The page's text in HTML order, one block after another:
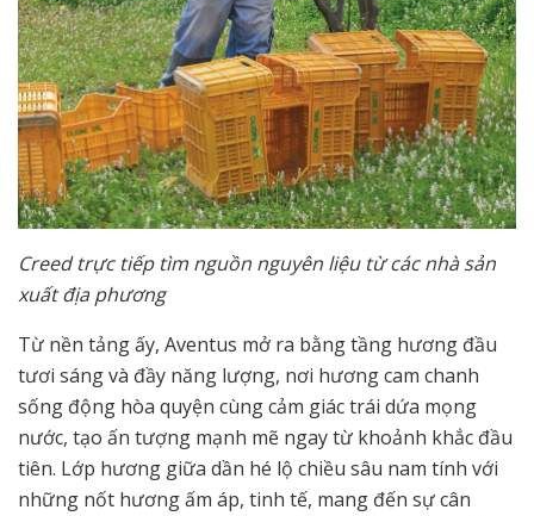
Creed trực tiếp tìm nguồn nguyên liệu từ các nhà sản
xuất địa phương
Từ nền tảng ấy, Aventus mở ra bằng tầng hương đầu
tươi sáng và đầy năng lượng, nơi hương cam chanh
sống động hòa quyện cùng cảm giác trái dứa mọng
nước, tạo ấn tượng mạnh mẽ ngay từ khoảnh khắc đầu
tiên. Lớp hương giữa dần hé lộ chiều sâu nam tính với
những nốt hương ấm áp, tinh tế, mang đến sự cân